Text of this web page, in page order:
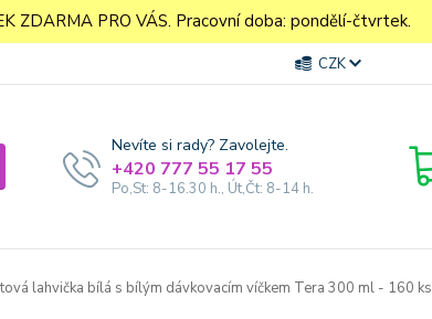
ZDARMA PRO VÁS. Pracovní doba: pondělí-čtvrtek.
CZK
Nevíte si rady? Zavolejte.
+420 777 55 17 55
Po,St: 8-16.30 h., Út,Čt: 8-14 h.
lahvička bílá s bílým dávkovacím víčkem Tera 300 ml - 160 ks